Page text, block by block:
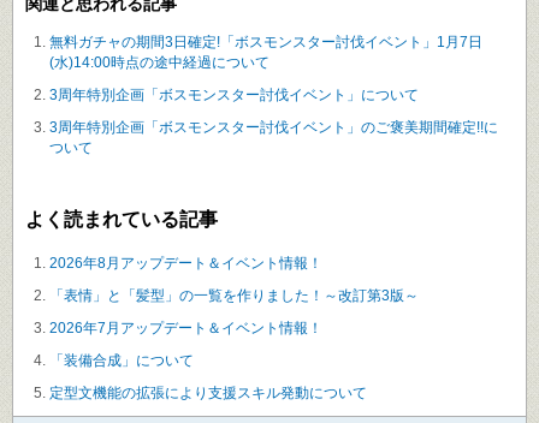
無料ガチャの期間3日確定!「ボスモンスター討伐イベント」1月7日
(水)14:00時点の途中経過について
3周年特別企画「ボスモンスター討伐イベント」について
3周年特別企画「ボスモンスター討伐イベント」のご褒美期間確定!!に
ついて
よく読まれている記事
2026年8月アップデート＆イベント情報！
「表情」と「髪型」の一覧を作りました！～改訂第3版～
2026年7月アップデート＆イベント情報！
「装備合成」について
定型文機能の拡張により支援スキル発動について